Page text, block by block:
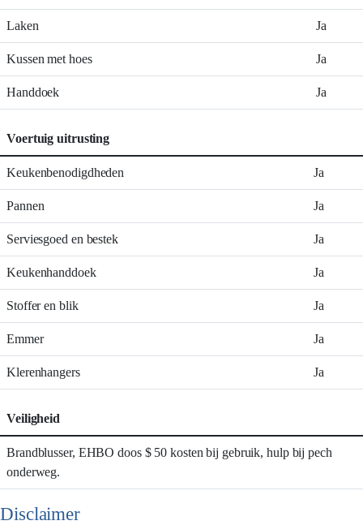
Laken Ja
Kussen met hoes Ja
Handdoek Ja
Voertuig uitrusting
Keukenbenodigdheden Ja
Pannen Ja
Serviesgoed en bestek Ja
Keukenhanddoek Ja
Stoffer en blik Ja
Emmer Ja
Klerenhangers Ja
Veiligheid
Brandblusser, EHBO doos $ 50 kosten bij gebruik, hulp bij pech
onderweg.
Disclaimer